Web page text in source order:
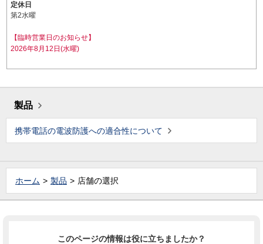
定休日
第2水曜
【臨時営業日のお知らせ】
2026年8月12日(水曜)
製品
携帯電話の電波防護への適合性について
ホーム 製品 店舗の選択
このページの情報は役に立ちましたか？